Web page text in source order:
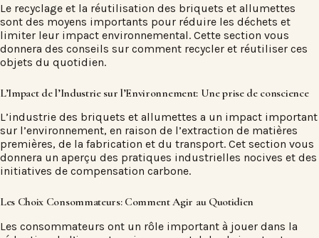
Le recyclage et la réutilisation des briquets et allumettes
sont des moyens importants pour réduire les déchets et
limiter leur impact environnemental. Cette section vous
donnera des conseils sur comment recycler et réutiliser ces
objets du quotidien.
L’Impact de l’Industrie sur l’Environnement: Une prise de conscience
L’industrie des briquets et allumettes a un impact important
sur l’environnement, en raison de l’extraction de matières
premières, de la fabrication et du transport. Cet section vous
donnera un aperçu des pratiques industrielles nocives et des
initiatives de compensation carbone.
Les Choix Consommateurs: Comment Agir au Quotidien
Les consommateurs ont un rôle important à jouer dans la